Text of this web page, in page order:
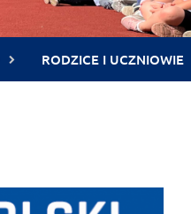
RODZICE I UCZNIOWIE